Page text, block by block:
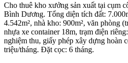
Cho thuê kho xưởng sản xuất tại cụm
Bình Dương. Tổng diện tích đất:
4.542m², nhà kho: 900m², văn phòng
nhựa xe container 18m, trạm điện
nghiệm thu, giấy phép xây dựng hoàn
triệu/tháng. Đặt cọc: 6 tháng.